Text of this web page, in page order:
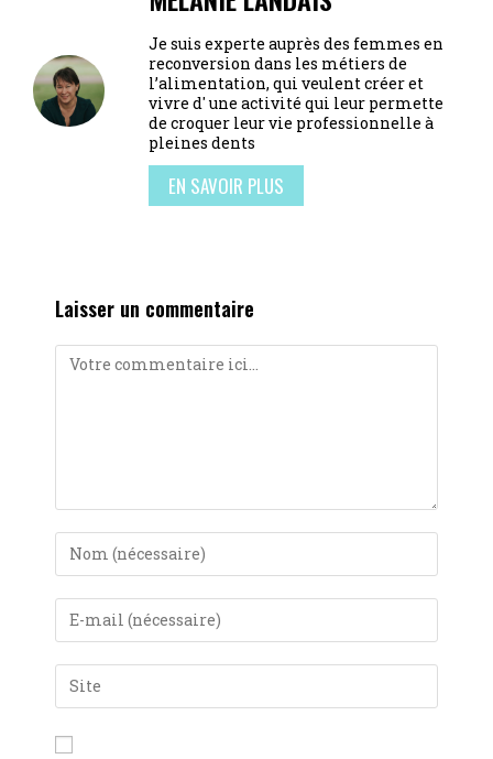
Je suis experte auprès des femmes en
reconversion dans les métiers de
l’alimentation, qui veulent créer et
vivre d' une activité qui leur permette
de croquer leur vie professionnelle à
pleines dents
EN SAVOIR PLUS
Laisser un commentaire